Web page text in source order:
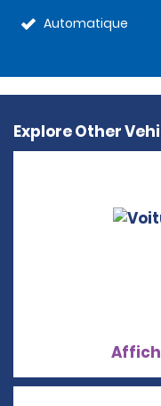
Automatique
Explore Other